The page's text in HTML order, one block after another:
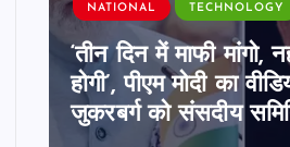
NATIONAL TECHNOLOGY
‘तीन दिन में माफी मांगो,
होगी’, पीएम मोदी का
जुकरबर्ग को संसदीय